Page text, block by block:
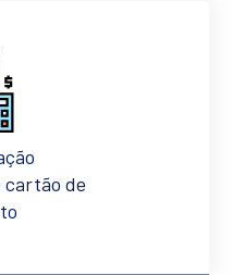
cartão de